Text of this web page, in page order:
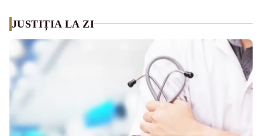
JUSTIȚIA LA ZI